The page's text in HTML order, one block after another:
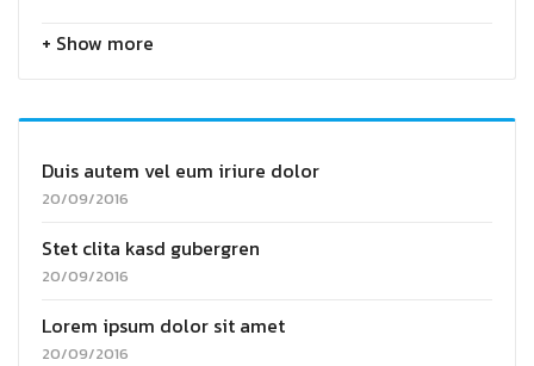
+ Show more
Duis autem vel eum iriure dolor
20/09/2016
Stet clita kasd gubergren
20/09/2016
Lorem ipsum dolor sit amet
20/09/2016